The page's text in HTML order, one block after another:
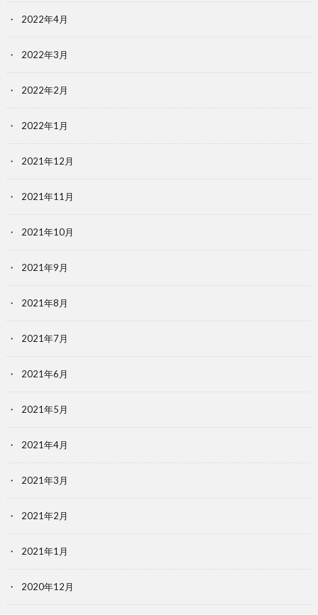
2022年4月
2022年3月
2022年2月
2022年1月
2021年12月
2021年11月
2021年10月
2021年9月
2021年8月
2021年7月
2021年6月
2021年5月
2021年4月
2021年3月
2021年2月
2021年1月
2020年12月